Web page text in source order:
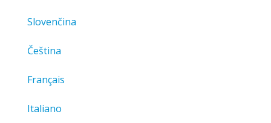
Slovenčina
Čeština
Français
Italiano